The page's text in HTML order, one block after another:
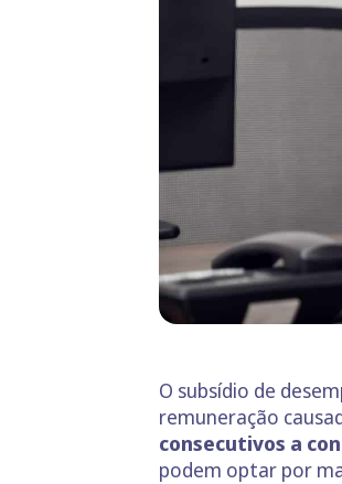
O subsídio de
remuneração
consecutivos a
podem optar por